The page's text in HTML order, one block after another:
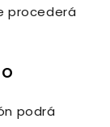
procederá
podrá